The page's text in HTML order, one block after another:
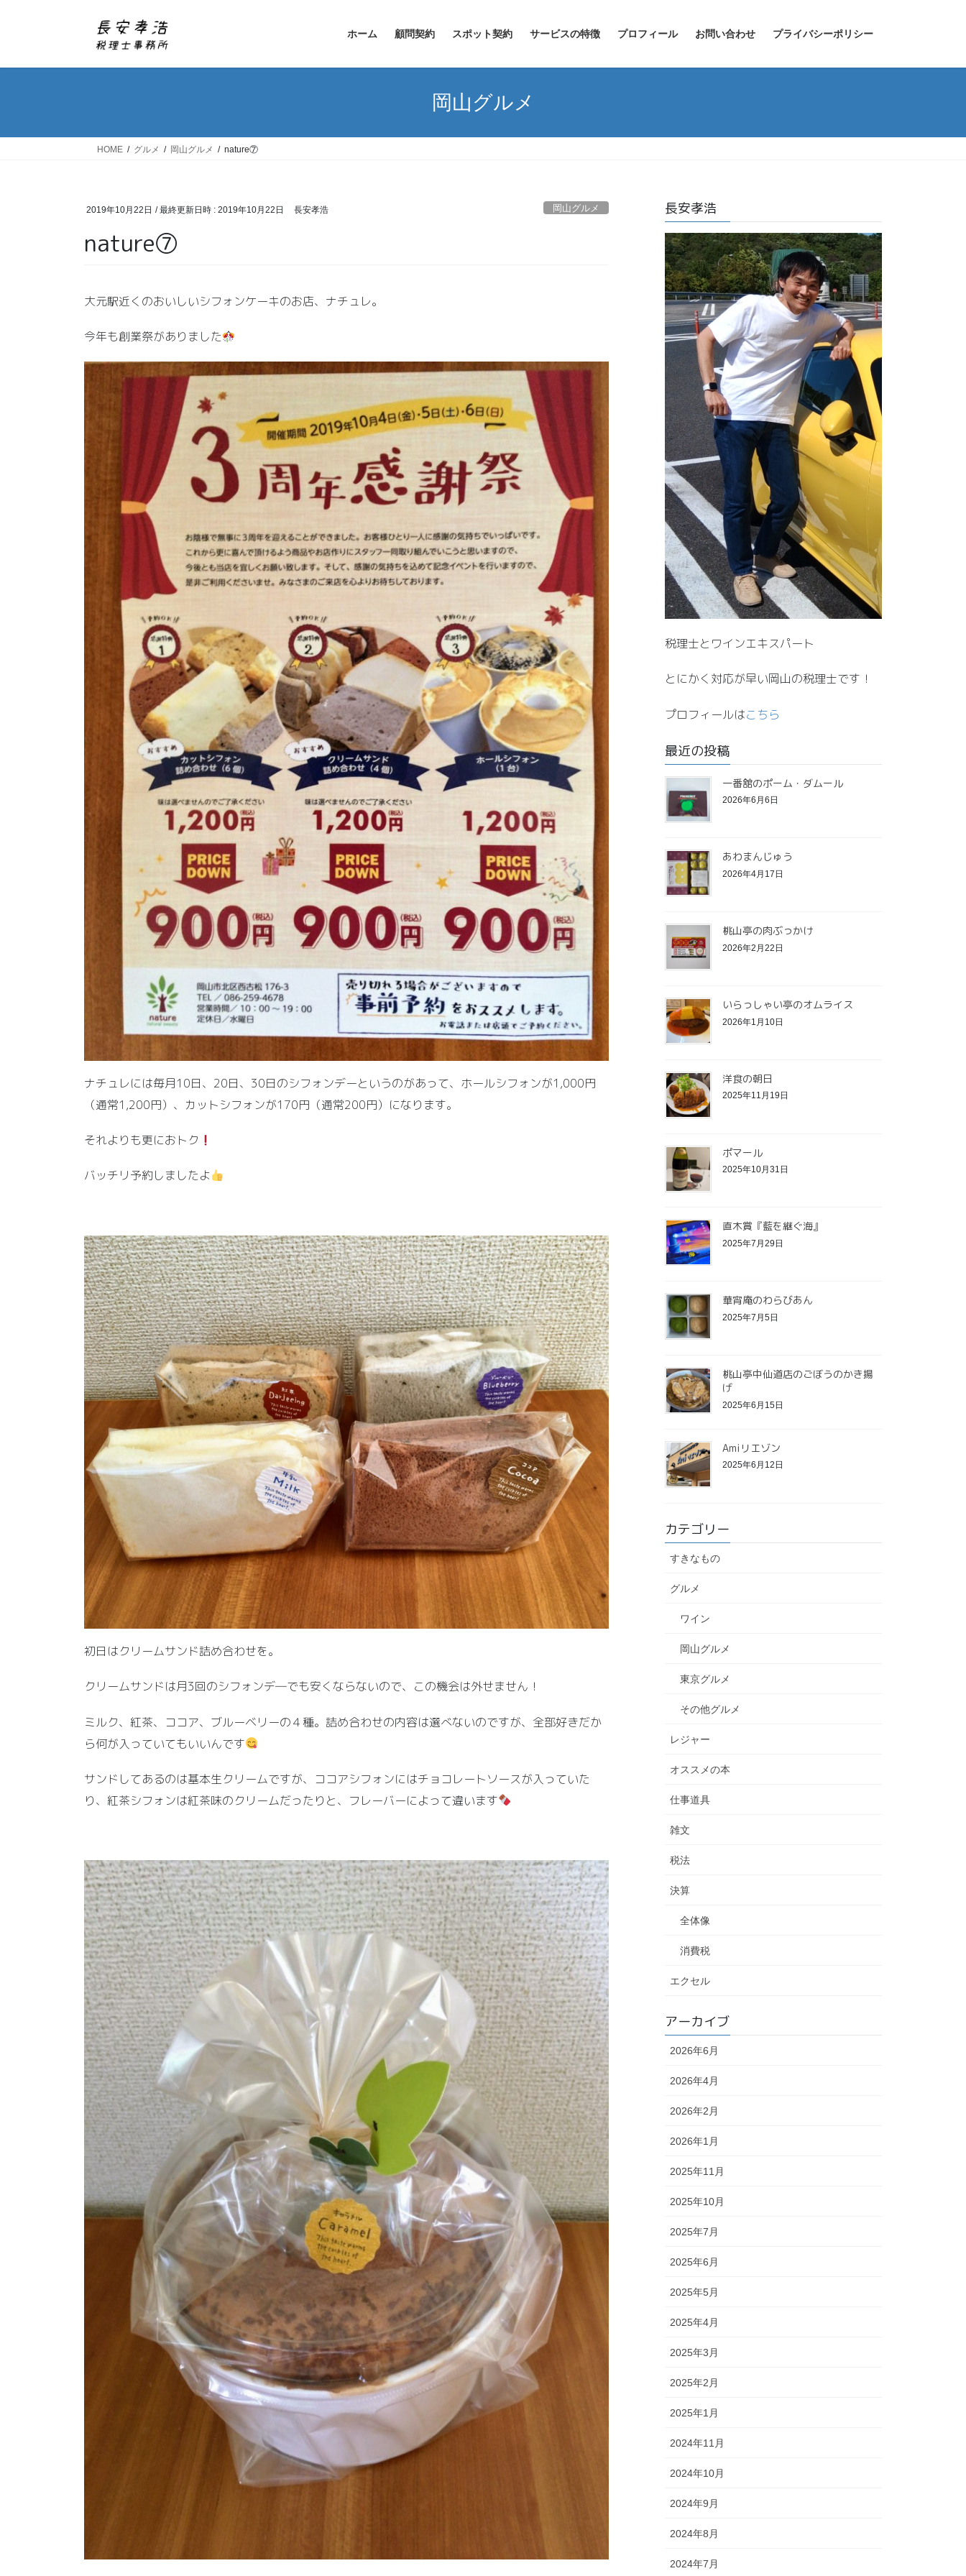
ホーム 顧問契約 スポット契約 サービスの特徴 プロフィール お問い合わせ プライバシーポリシー
岡山グルメ
HOME グルメ 岡山グルメ nature⑦
2019年10月22日 / 最終更新日時 : 2019年10月22日 長安孝浩 岡山グルメ
nature⑦
大元駅近くのおいしいシフォンケーキのお店、ナチュレ。
今年も創業祭がありました
ナチュレには毎月10日、20日、30日のシフォンデーというのがあって、ホールシフォンが1,000円
（通常1,200円）、カットシフォンが170円（通常200円）になります。
それよりも更におトク
バッチリ予約しましたよ
初日はクリームサンド詰め合わせを。
クリームサンドは月3回のシフォンデ―でも安くならないので、この機会は外せません！
ミルク、紅茶、ココア、ブルーベリーの４種。詰め合わせの内容は選べないのですが、全部好きだか
ら何が入っていてもいいんです
サンドしてあるのは基本生クリームですが、ココアシフォンにはチョコレートソースが入っていた
り、紅茶シフォンは紅茶味のクリームだったりと、フレーバーによって違います
長安孝浩
税理士とワインエキスパート
とにかく対応が早い岡山の税理士です！
プロフィールはこちら
最近の投稿
一番舘のポーム・ダムール
2026年6月6日
あわまんじゅう
2026年4月17日
桃山亭の肉ぶっかけ
2026年2月22日
いらっしゃい亭のオムライス
2026年1月10日
洋食の朝日
2025年11月19日
ポマール
2025年10月31日
直木賞『藍を継ぐ海』
2025年7月29日
華宵庵のわらびあん
2025年7月5日
桃山亭中仙道店のごぼうのかき揚
げ
2025年6月15日
Amiリエゾン
2025年6月12日
カテゴリー
すきなもの
グルメ
ワイン
岡山グルメ
東京グルメ
その他グルメ
レジャー
オススメの本
仕事道具
雑文
税法
決算
全体像
消費税
エクセル
アーカイブ
2026年6月
2026年4月
2026年2月
2026年1月
2025年11月
2025年10月
2025年7月
2025年6月
2025年5月
2025年4月
2025年3月
2025年2月
2025年1月
2024年11月
2024年10月
2024年9月
2024年8月
2024年7月